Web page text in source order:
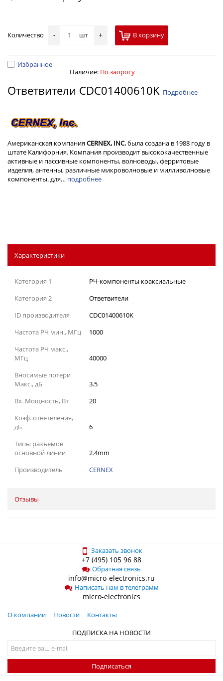
Количество - шт + В корзину
Избранное
Наличие: По запросу
Ответвители CDC01400610K Подробнее
Американская компанияCERNEX, INC.была создана в 1988 году в
штате Калифорния. Компания производит высококачественные
активные и пассивные компоненты, волноводы, ферритовые
изделия, антенны, различные микроволновые и милливолновые
компоненты. для… подробнее
Характеристики
Категория 1
РЧ-компоненты коаксиальные
Категория 2
Ответвители
ID производителя
CDC01400610K
Частота РЧ мин., МГц
1000
Частота РЧ макс.,
МГц
40000
Вносимые потери
Макс., дБ
3.5
Вх. Мощность, Вт
20
Коэф. ответвления,
дБ
6
Типы разъемов
основной линии
2.4mm
Производитель
CERNEX
Отзывы
Заказать звонок
+7 (495) 105 96 88
Обратная связь
info@micro-electronics.ru
Написать нам в телеграмм
micro-electronics
О компании Новости
Контакты
ПОДПИСКА НА НОВОСТИ
Подписаться